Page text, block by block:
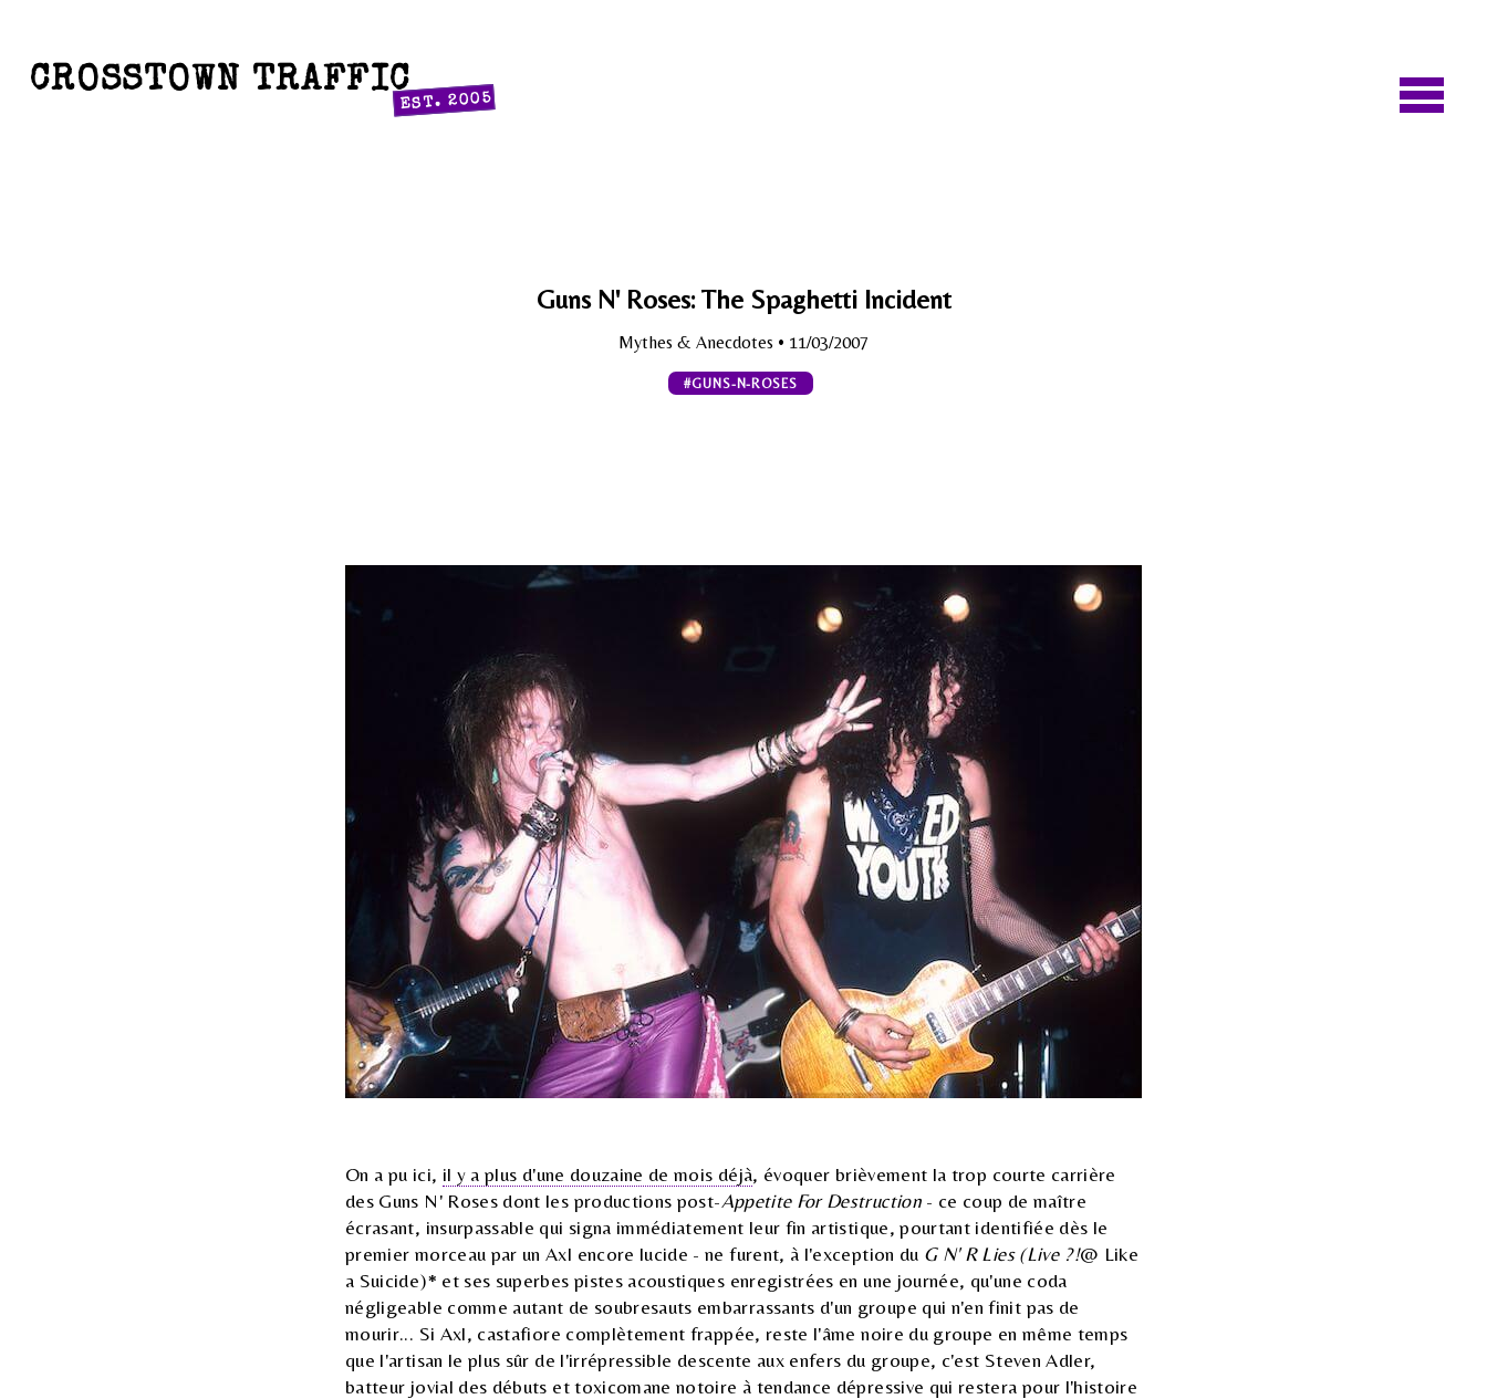
CROSSTOWN TRAFFIC
EST. 2005
Guns N' Roses: The Spaghetti Incident
Mythes & Anecdotes • 11/03/2007
#GUNS-N-ROSES
On a pu ici, il y a plus d'une douzaine de mois déjà, évoquer brièvement la trop courte carrière
des Guns N' Roses dont les productions post-Appetite For Destruction- ce coup de maître
écrasant, insurpassable qui signa immédiatement leur fin artistique, pourtant identifiée dès le
premier morceau par un Axl encore lucide - ne furent, à l'exception du G N' R Lies (Live ?!@ Like
a Suicide)* et ses superbes pistes acoustiques enregistrées en une journée, qu'une coda
négligeable comme autant de soubresauts embarrassants d'un groupe qui n'en finit pas de
mourir... Si Axl, castafiore complètement frappée, reste l'âme noire du groupe en même temps
que l'artisan le plus sûr de l'irrépressible descente aux enfers du groupe, c'est Steven Adler,
batteur jovial des débuts et toxicomane notoire à tendance dépressive qui restera pour l'histoire